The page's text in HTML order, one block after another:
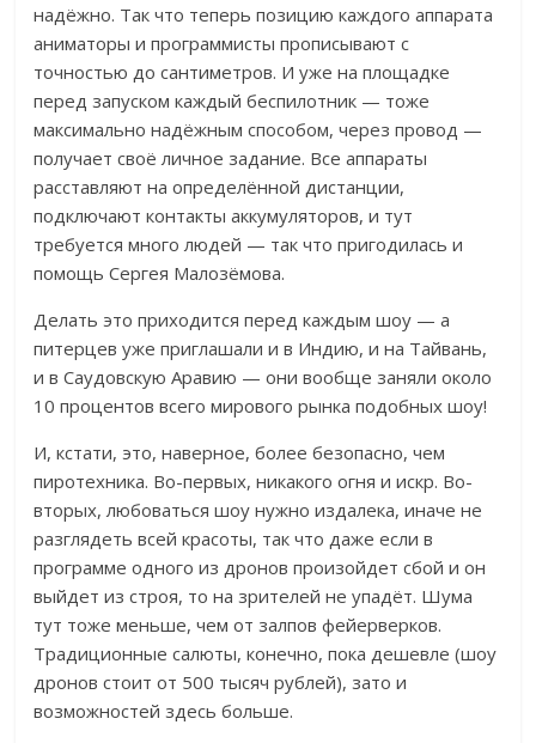
надёжно. Так что теперь позицию каждого аппарата
аниматоры и программисты прописывают с
точностью до сантиметров. И уже на площадке
перед запуском каждый беспилотник — тоже
максимально надёжным способом, через провод —
получает своё личное задание. Все аппараты
расставляют на определённой дистанции,
подключают контакты аккумуляторов, и тут
требуется много людей — так что пригодилась и
помощь Сергея Малозёмова.
Делать это приходится перед каждым шоу — а
питерцев уже приглашали и в Индию, и на Тайвань,
и в Саудовскую Аравию — они вообще заняли около
10 процентов всего мирового рынка подобных шоу!
И, кстати, это, наверное, более безопасно, чем
пиротехника. Во-первых, никакого огня и искр. Во-
вторых, любоваться шоу нужно издалека, иначе не
разглядеть всей красоты, так что даже если в
программе одного из дронов произойдет сбой и он
выйдет из строя, то на зрителей не упадёт. Шума
тут тоже меньше, чем от залпов фейерверков.
Традиционные салюты, конечно, пока дешевле (шоу
дронов стоит от 500 тысяч рублей), зато и
возможностей здесь больше.